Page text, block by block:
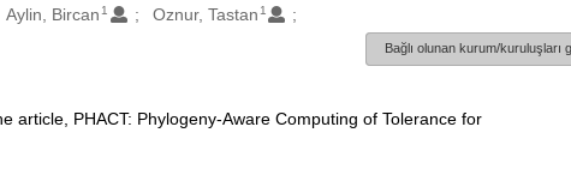
Aylin, Bircan 1 Oznur, Tastan 1
Bağlı olunan kurum/kuruluşları
PHACT: Phylogeny-Aware Computing of Tolerance for